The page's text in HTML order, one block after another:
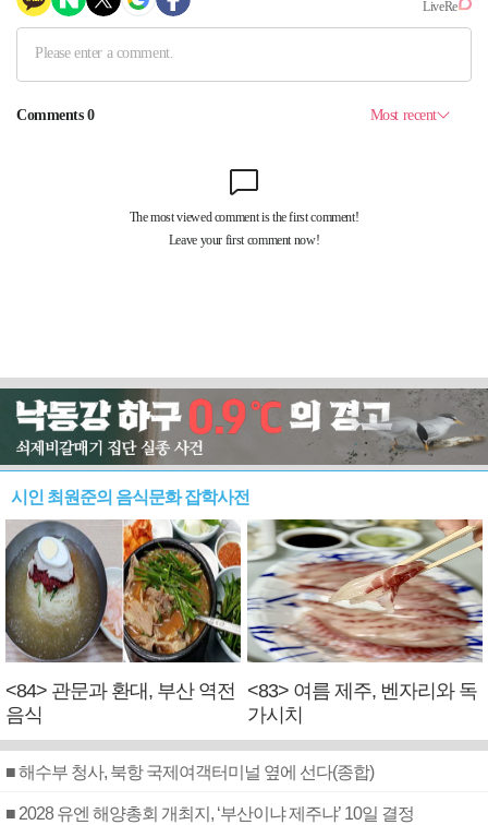
시인 최원준의 음식문화 잡학사전
<84> 관문과 환대, 부산 역전
음식
<83> 여름 제주, 벤자리와 독
가시치
■ 해수부 청사, 북항 국제여객터미널 옆에 선다(종합)
■ 2028 유엔 해양총회 개최지, ‘부산이냐 제주냐’ 10일 결정